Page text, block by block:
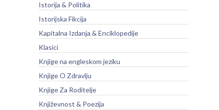
Istorija & Politika
Istorijska Fikcija
Kapitalna Izdanja & Enciklopedije
Klasici
Knjige na engleskom jeziku
Knjige O Zdravlju
Knjige Za Roditelje
Književnost & Poezija